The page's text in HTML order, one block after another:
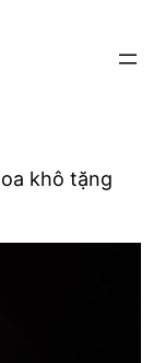
khô tặng